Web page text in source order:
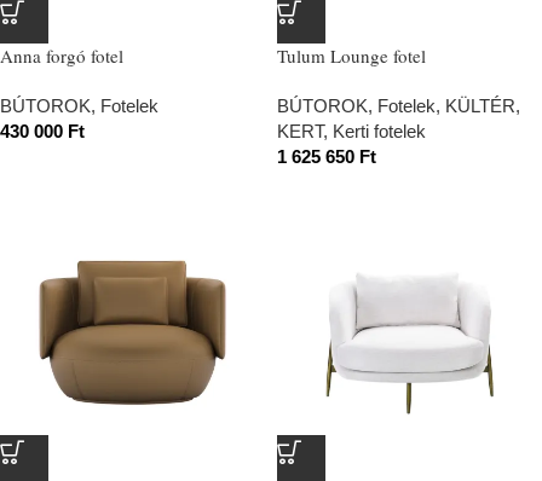
Anna forgó fotel
BÚTOROK, Fotelek
430 000 Ft
Tulum Lounge fotel
BÚTOROK, Fotelek, KÜLTÉR,
KERT, Kerti fotelek
1 625 650 Ft